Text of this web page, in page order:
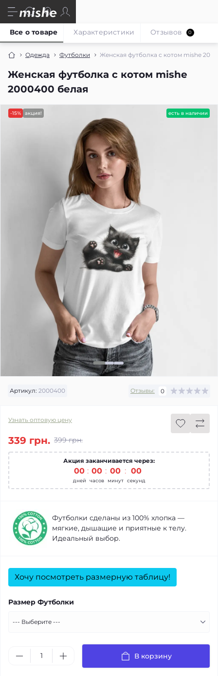
Одежда Футболки Женская футболка с котом mishe
Женская футболка с котом mishe
2000400 белая
Все о товаре Характеристики Отзывов 0
-15% акция! есть в наличии
Артикул: 2000400 Отзывы: 0
Узнать оптовую цену
399 грн.
339 грн.
Акция заканчивается через:
00
дней
00
часов
00
минут
00
секунд
Футболки сделаны из 100% хлопка —
мягкие, дышащие и приятные к телу.
Идеальный выбор.
Хочу посмотреть размерную таблицу!
Размер Футболки
В корзину